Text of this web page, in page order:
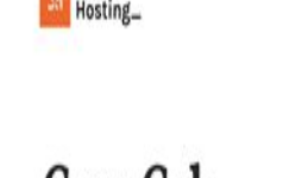
Twistshake